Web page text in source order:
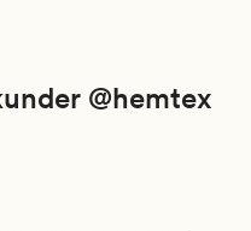
@hemtex